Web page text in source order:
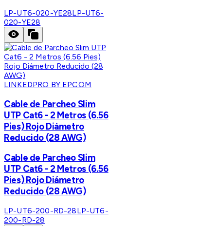
LP-UT6-020-YE28LP-UT6-
020-YE28
LINKEDPRO BY EPCOM
Cable de Parcheo Slim
UTP Cat6 - 2 Metros (6.56
Pies) Rojo Diámetro
Reducido (28 AWG)
Cable de Parcheo Slim
UTP Cat6 - 2 Metros (6.56
Pies) Rojo Diámetro
Reducido (28 AWG)
LP-UT6-200-RD-28LP-UT6-
200-RD-28